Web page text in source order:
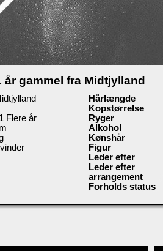
år gammel fra Midtjylland
Flere år
Hårlængde
Kopstørrelse
Ryger
Alkohol
Kønshår
Figur
Leder efter
Leder efter
arrangement
Forholds status